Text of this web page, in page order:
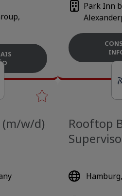
Park Inn
(m/w/d)
Rooftop